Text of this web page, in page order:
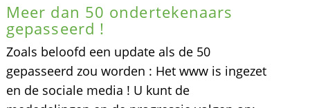
Meer dan 50 ondertekenaars
gepasseerd !
Zoals beloofd een update als de 50
gepasseerd zou worden : Het www is ingezet
en de sociale media ! U kunt de